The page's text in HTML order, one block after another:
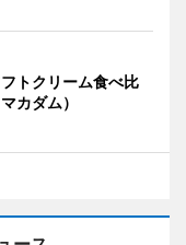
トクリーム食べ比
カダム）